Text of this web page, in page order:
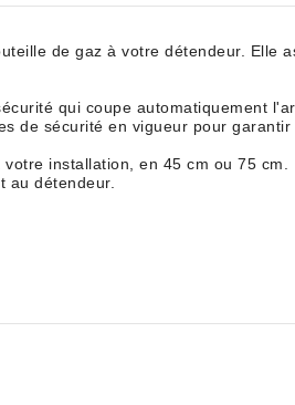
de gaz à votre détendeur. Elle
qui coupe automatiquement
de sécurité en vigueur pour garantir
installation, en 45 cm ou 75 cm.
au détendeur.